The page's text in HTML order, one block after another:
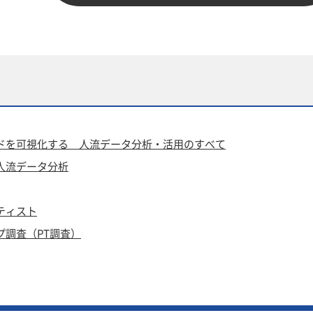
を可視化する 人流データ分析・活用のすべて
流データ分析
ィスト
査（PT調査）